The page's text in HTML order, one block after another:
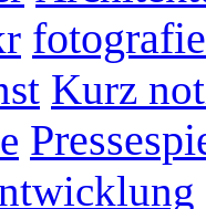
fotografie
Kurz